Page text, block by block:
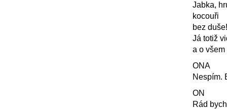
Jabka,
kocouři
bez duše!
Já totiž
a o
ONA
Nespím.
ON
Rád